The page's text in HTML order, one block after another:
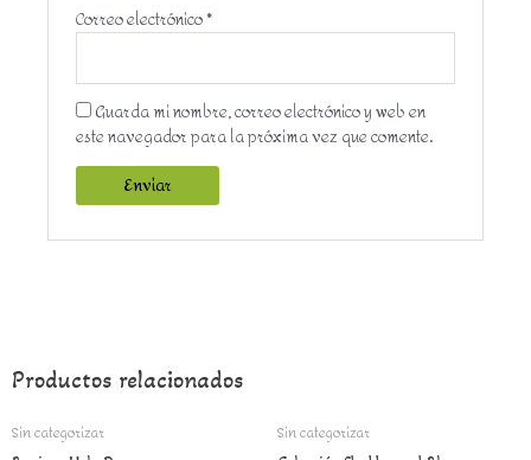
Correo electrónico*
Guarda mi nombre, correo electrónico y web en
este navegador para la próxima vez que comente.
Productos relacionados
Sin categorizar Sin categorizar